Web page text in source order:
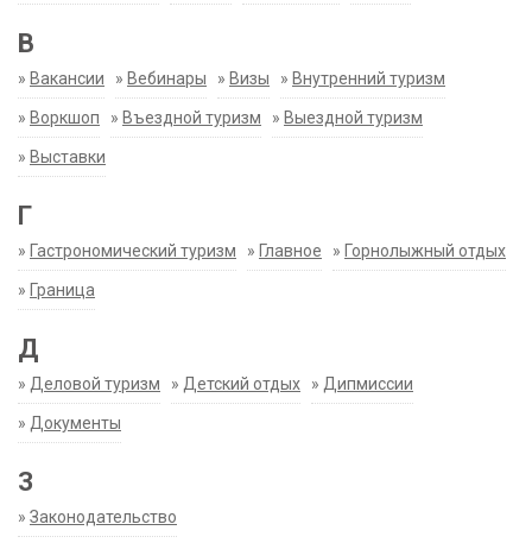
В
» Вакансии » Вебинары » Визы » Внутренний туризм
» Воркшоп » Въездной туризм » Выездной туризм
» Выставки
Г
» Гастрономический туризм » Главное » Горнолыжный отдых
» Граница
Д
» Деловой туризм » Детский отдых » Дипмиссии
» Документы
З
» Законодательство